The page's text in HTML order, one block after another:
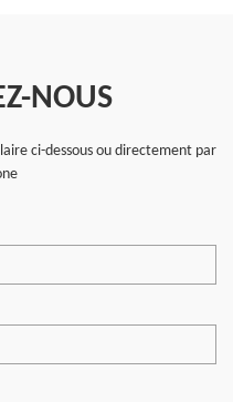
NOUS
ci-dessous ou directement par